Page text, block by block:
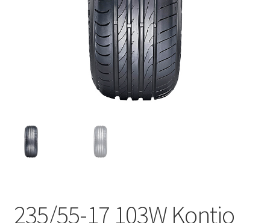
235/55-17 103W Kontio